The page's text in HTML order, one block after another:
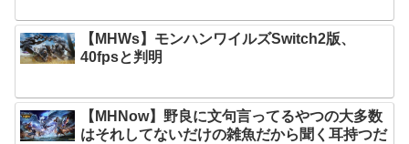
【MHWs】モンハンワイルズSwitch2版、
40fpsと判明
【MHNow】野良に文句言ってるやつの大多数
はそれしてないだけの雑魚だから聞く耳持つだ